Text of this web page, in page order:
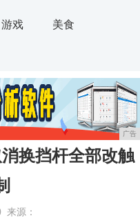
游戏 美食
广告
换挡杆全部改触
来源：